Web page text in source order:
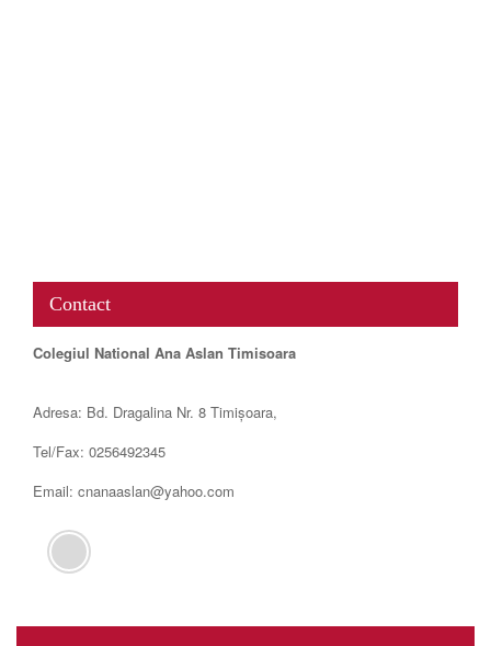
Contact
Colegiul National Ana Aslan Timisoara
Adresa: Bd. Dragalina Nr. 8 Timișoara,
Tel/Fax: 0256492345
Email: cnanaaslan@yahoo.com